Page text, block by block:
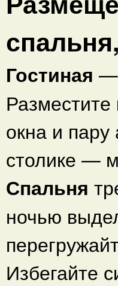
Гостиная —
Разместите
окна и
столике —
Спальня
ночью
Избегайте